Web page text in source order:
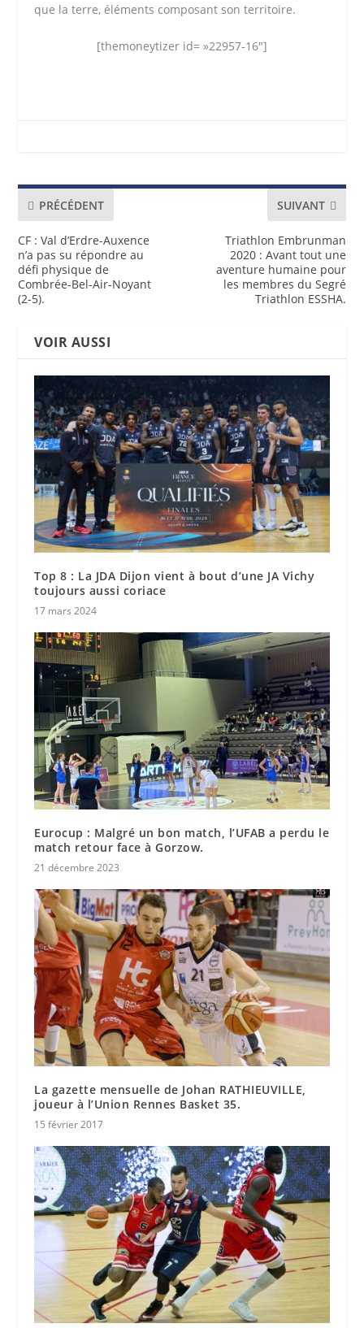
que la terre, éléments composant son territoire.
[themoneytizer id= »22957-16″]
PRÉCÉDENT
CF : Val d’Erdre-Auxence
n’a pas su répondre au
défi physique de
Combrée-Bel-Air-Noyant
(2-5).
SUIVANT
Triathlon Embrunman
2020 : Avant tout une
aventure humaine pour
les membres du Segré
Triathlon ESSHA.
VOIR AUSSI
Top 8 : La JDA Dijon vient à bout d’une JA Vichy
toujours aussi coriace
17 mars 2024
Eurocup : Malgré un bon match, l’UFAB a perdu le
match retour face à Gorzow.
21 décembre 2023
La gazette mensuelle de Johan RATHIEUVILLE,
joueur à l’Union Rennes Basket 35.
15 février 2017